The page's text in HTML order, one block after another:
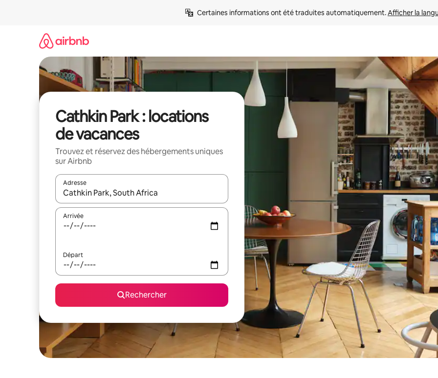
Certaines informations ont été traduites automatiquement. Afficher la
Cathkin Park : locations
de vacances
Trouvez et réservez des hébergements uniques
sur Airbnb
Adresse
Lorsque les résultats s'affichent, utilisez les flèches vers le haut et vers le bas pour les parcourir ou en appuyant et en
Arrivée
Départ
Rechercher